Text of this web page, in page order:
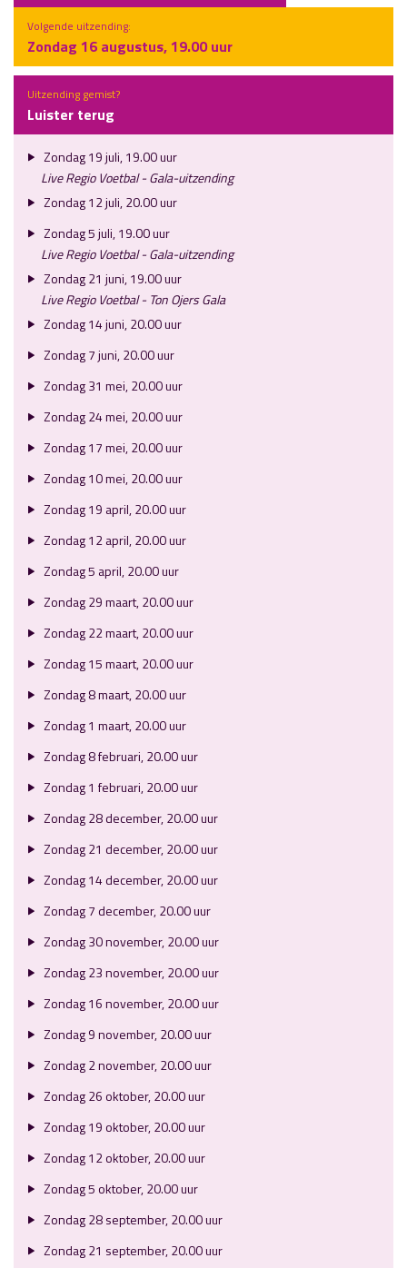
Volgende uitzending:
Zondag 16 augustus, 19.00 uur
Uitzending gemist?
Luister terug
Zondag 19 juli, 19.00 uur
Live Regio Voetbal - Gala-uitzending
Zondag 12 juli, 20.00 uur
Zondag 5 juli, 19.00 uur
Live Regio Voetbal - Gala-uitzending
Zondag 21 juni, 19.00 uur
Live Regio Voetbal - Ton Ojers Gala
Zondag 14 juni, 20.00 uur
Zondag 7 juni, 20.00 uur
Zondag 31 mei, 20.00 uur
Zondag 24 mei, 20.00 uur
Zondag 17 mei, 20.00 uur
Zondag 10 mei, 20.00 uur
Zondag 19 april, 20.00 uur
Zondag 12 april, 20.00 uur
Zondag 5 april, 20.00 uur
Zondag 29 maart, 20.00 uur
Zondag 22 maart, 20.00 uur
Zondag 15 maart, 20.00 uur
Zondag 8 maart, 20.00 uur
Zondag 1 maart, 20.00 uur
Zondag 8 februari, 20.00 uur
Zondag 1 februari, 20.00 uur
Zondag 28 december, 20.00 uur
Zondag 21 december, 20.00 uur
Zondag 14 december, 20.00 uur
Zondag 7 december, 20.00 uur
Zondag 30 november, 20.00 uur
Zondag 23 november, 20.00 uur
Zondag 16 november, 20.00 uur
Zondag 9 november, 20.00 uur
Zondag 2 november, 20.00 uur
Zondag 26 oktober, 20.00 uur
Zondag 19 oktober, 20.00 uur
Zondag 12 oktober, 20.00 uur
Zondag 5 oktober, 20.00 uur
Zondag 28 september, 20.00 uur
Zondag 21 september, 20.00 uur